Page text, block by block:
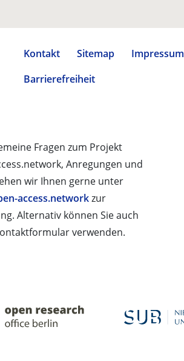
Kontakt Sitemap Impressum
Barrierefreiheit
Fragen zum Projekt
Anregungen und
wir Ihnen gerne unter
access.networkzur
Alternativ können Sie auch
verwenden.